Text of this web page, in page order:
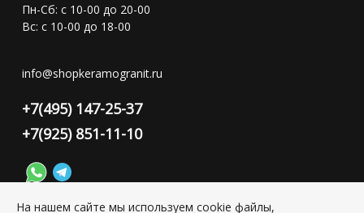
Пн-Сб: с 10-00 до 20-00
Вс: с 10-00 до 18-00
info@shopkeramogranit.ru
+7(495) 147-25-37
+7(925) 851-11-10
На нашем сайте мы используем cookie файлы,